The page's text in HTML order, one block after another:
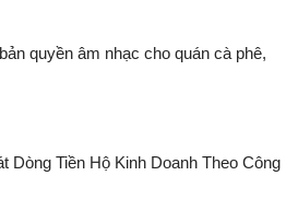
quyền âm nhạc cho quán cà phê,
Dòng Tiền Hộ Kinh Doanh Theo Công